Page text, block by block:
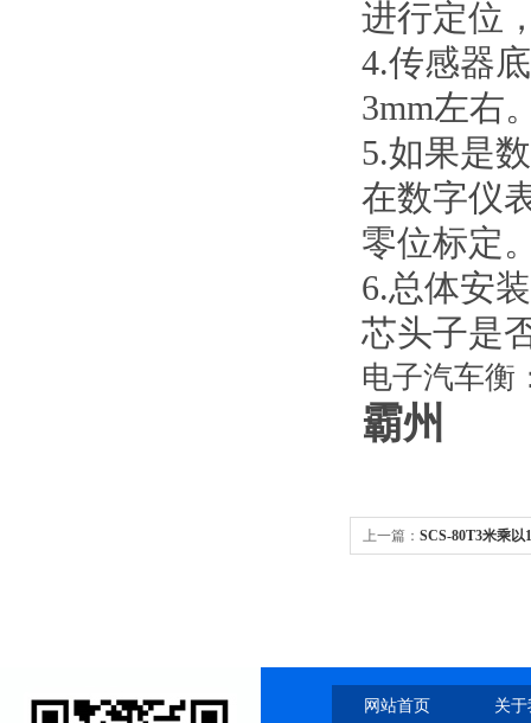
进行定位
4.传感器
3mm左右
5.如果是
在数字仪
零位标定
6.总体安
芯头子是
电子汽车衡
霸州
上一篇： SCS-80T3米乘以
网站首页 关